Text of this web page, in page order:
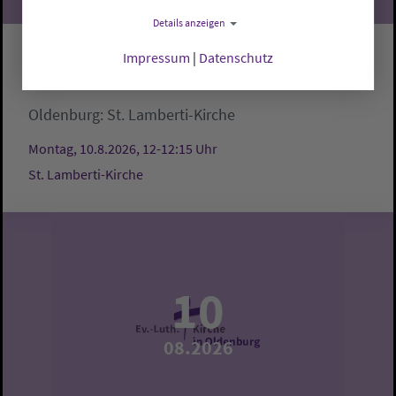
Mittagsgebet
Oldenburg: St. Lamberti-Kirche
Montag, 10.8.2026, 12-12:15 Uhr
St. Lamberti-Kirche
10
08.2026
Details anzeigen
Impressum | Datenschutz